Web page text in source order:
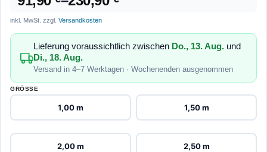
inkl. MwSt. zzgl. Versandkosten
Lieferung voraussichtlich zwischen Do., 13. Aug. und
Di., 18. Aug.
Versand in 4–7 Werktagen · Wochenenden ausgenommen
GRÖSSE
1,00 m 1,50 m
2,00 m 2,50 m